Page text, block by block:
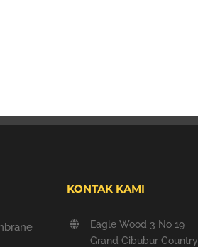
KONTAK KAMI
Eagle Wood 3 No 19
Grand Cibubur Country